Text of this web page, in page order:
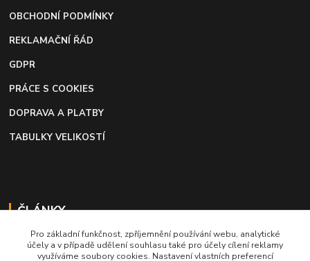
OBCHODNÍ PODMÍNKY
REKLAMAČNÍ ŘÁD
GDPR
PRÁCE S COOKIES
DOPRAVA A PLATBY
TABULKY VELIKOSTÍ
ČLÁNKY
Profi lepidlo na boty a kůži
Pro základní funkčnost, zpříjemnění používání webu, analytické
účely a v případě udělení souhlasu také pro účely cílení reklamy
využíváme soubory cookies. Nastavení vlastních preferencí